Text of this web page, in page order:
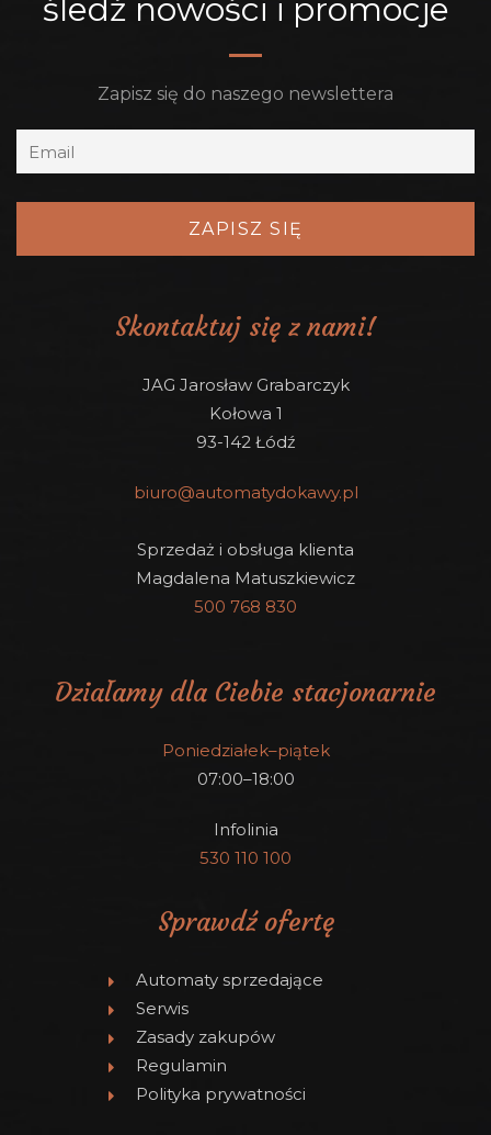
śledź nowości i promocje
Zapisz się do naszego newslettera
Skontaktuj się z nami!
JAG Jarosław Grabarczyk
Kołowa 1
93-142 Łódź
biuro@automatydokawy.pl
Sprzedaż i obsługa klienta
Magdalena Matuszkiewicz
500 768 830
Działamy dla Ciebie stacjonarnie
Poniedziałek–piątek
07:00–18:00
Infolinia
530 110 100
Sprawdź ofertę
Automaty sprzedające
Serwis
Zasady zakupów
Regulamin
Polityka prywatności